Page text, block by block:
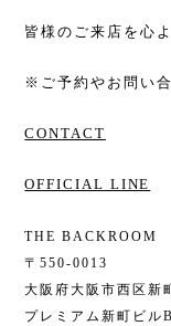
皆様のご来店を心
※ご予約やお問い
CONTACT
OFFICIAL LINE
THE BACKROOM
〒550-0013
大阪府大阪市西区新
プレミアム新町ビル